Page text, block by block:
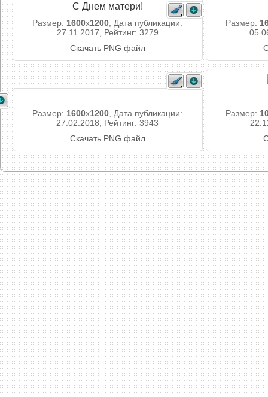
С Днем матери!
Размер: 1600x1200 , Дата публикации:
27.11.2017, Рейтинг: 3279
Скачать PNG файл
Размер:
Размер: 1600x1200 , Дата публикации:
27.02.2018, Рейтинг: 3943
Скачать PNG файл
Размер: